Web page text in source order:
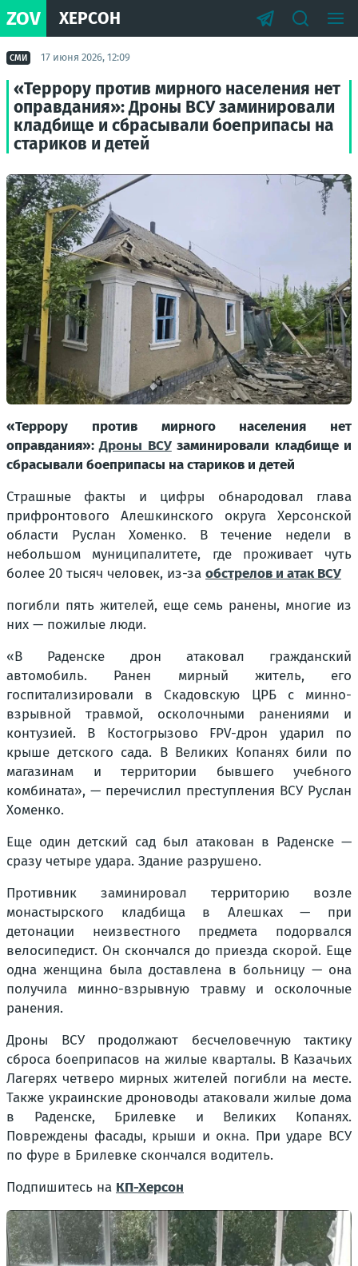
ZOV ХЕРСОН
СМИ 17 июня 2026, 12:09
«Террору против мирного населения нет
оправдания»: Дроны ВСУ заминировали
кладбище и сбрасывали боеприпасы на
стариков и детей
«Террору против мирного населения нет
оправдания»:Дроны ВСУзаминировали кладбище и
сбрасывали боеприпасы на стариков и детей
Страшные факты и цифры обнародовал глава
прифронтового Алешкинского округа Херсонской
области Руслан Хоменко. В течение недели в
небольшом муниципалитете, где проживает чуть
более 20 тысяч человек, из-за обстрелов и атак ВСУ
погибли пять жителей, еще семь ранены, многие из
них — пожилые люди.
«В Раденске дрон атаковал гражданский
автомобиль. Ранен мирный житель, его
госпитализировали в Скадовскую ЦРБ с минно-
взрывной травмой, осколочными ранениями и
контузией. В Костогрызово FPV-дрон ударил по
крыше детского сада. В Великих Копанях били по
магазинам и территории бывшего учебного
комбината», — перечислил преступления ВСУ Руслан
Хоменко.
Еще один детский сад был атакован в Раденске —
сразу четыре удара. Здание разрушено.
Противник заминировал территорию возле
монастырского кладбища в Алешках — при
детонации неизвестного предмета подорвался
велосипедист. Он скончался до приезда скорой. Еще
одна женщина была доставлена в больницу — она
получила минно-взрывную травму и осколочные
ранения.
Дроны ВСУ продолжают бесчеловечную тактику
сброса боеприпасов на жилые кварталы. В Казачьих
Лагерях четверо мирных жителей погибли на месте.
Также украинские дроноводы атаковали жилые дома
в Раденске, Брилевке и Великих Копанях.
Повреждены фасады, крыши и окна. При ударе ВСУ
по фуре в Брилевке скончался водитель.
Подпишитесь на КП-Херсон